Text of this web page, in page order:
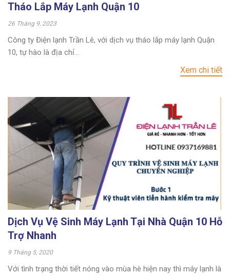
Tháo Lắp Máy Lạnh Quận 10
26 Tháng 9, 2023
Công ty Điện lạnh Trần Lê, với dịch vụ tháo lắp máy lạnh Quận
10, tự hào là địa chỉ...
Xem chi tiết
Dịch Vụ Vệ Sinh Máy Lạnh Tại Nhà Quận 10 Hỗ
Trợ Nhanh
9 Tháng 5, 2020
Với tình trạng thời tiết nóng vào mùa hè hiện nay thì máy lạnh là